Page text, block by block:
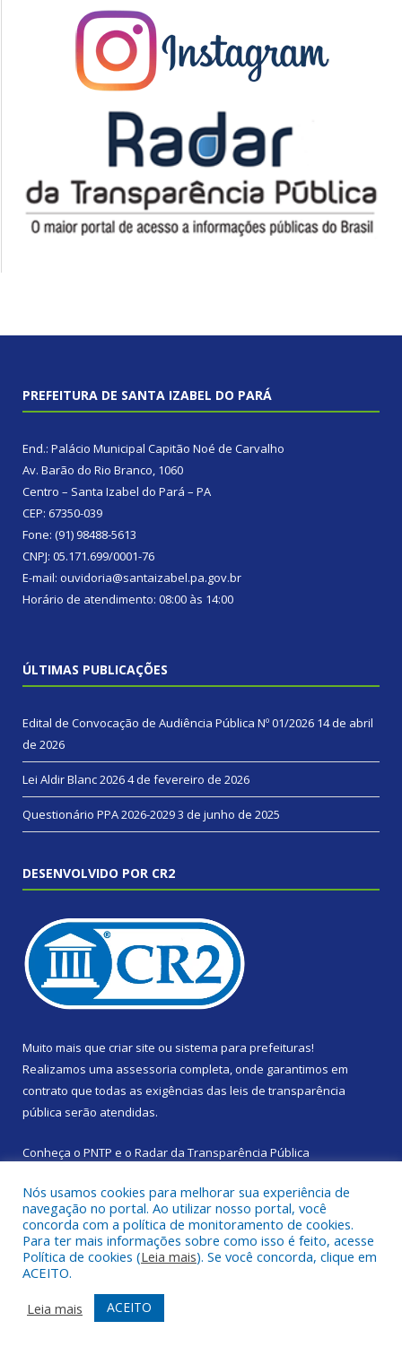
PREFEITURA DE SANTA IZABEL DO PARÁ
End.: Palácio Municipal Capitão Noé de Carvalho
Av. Barão do Rio Branco, 1060
Centro – Santa Izabel do Pará – PA
CEP: 67350-039
Fone: (91) 98488-5613
CNPJ: 05.171.699/0001-76
E-mail: ouvidoria@santaizabel.pa.gov.br
Horário de atendimento: 08:00 às 14:00
ÚLTIMAS PUBLICAÇÕES
Edital de Convocação de Audiência Pública Nº 01/2026 14 de abril
de 2026
Lei Aldir Blanc 20264 de fevereiro de 2026
Questionário PPA 2026-20293 de junho de 2025
DESENVOLVIDO POR CR2
Muito mais que criar site ou sistema para prefeituras!
Realizamos uma assessoria completa, onde garantimos em
contrato que todas as exigências das leis de transparência
pública serão atendidas.
Conheça o PNTP e o Radar da Transparência Pública
Todos os direitos reservados a Prefeitura Municipal de Santa
Izabel do Pará.
Mapa do Site
Acessar Área Administrativa
Acessar Webmail
Nós usamos cookies para melhorar sua experiência de
navegação no portal. Ao utilizar nosso portal, você
concorda com a política de monitoramento de cookies.
Para ter mais informações sobre como isso é feito, acesse
Política de cookies (Leia mais). Se você concorda, clique em
ACEITO.
Leia mais
ACEITO